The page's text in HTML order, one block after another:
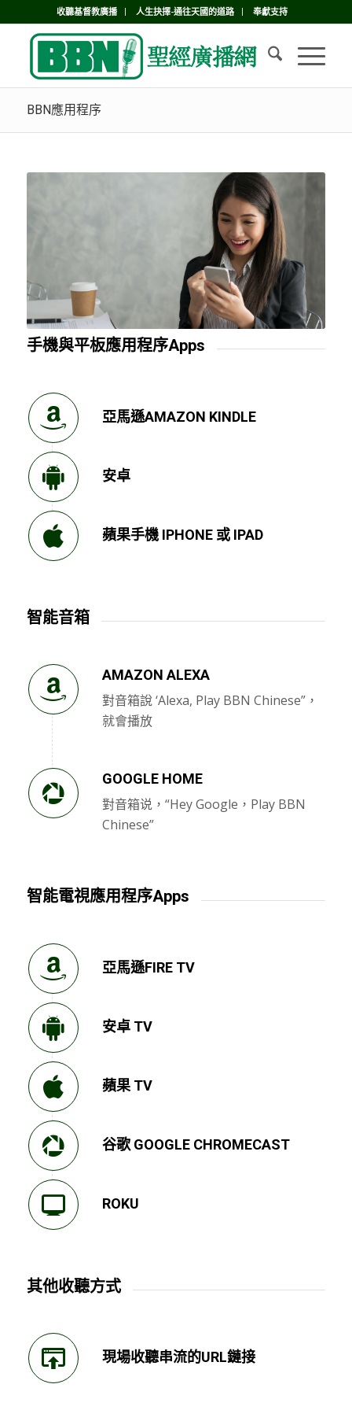
收聽基督教廣播 人生抉擇-通往天國的道路 奉獻支持
BBN應用程序
手機與平板應用程序Apps
亞馬遜AMAZON KINDLE
安卓
蘋果手機 IPHONE 或 IPAD
智能音箱
AMAZON ALEXA
對音箱說 ‘Alexa, Play BBN Chinese”，
就會播放
GOOGLE HOME
對音箱说，“Hey Google，Play BBN
Chinese”
智能電視應用程序Apps
亞馬遜FIRE TV
安卓 TV
蘋果 TV
谷歌 GOOGLE CHROMECAST
ROKU
其他收聽方式
現場收聽串流的URL鏈接